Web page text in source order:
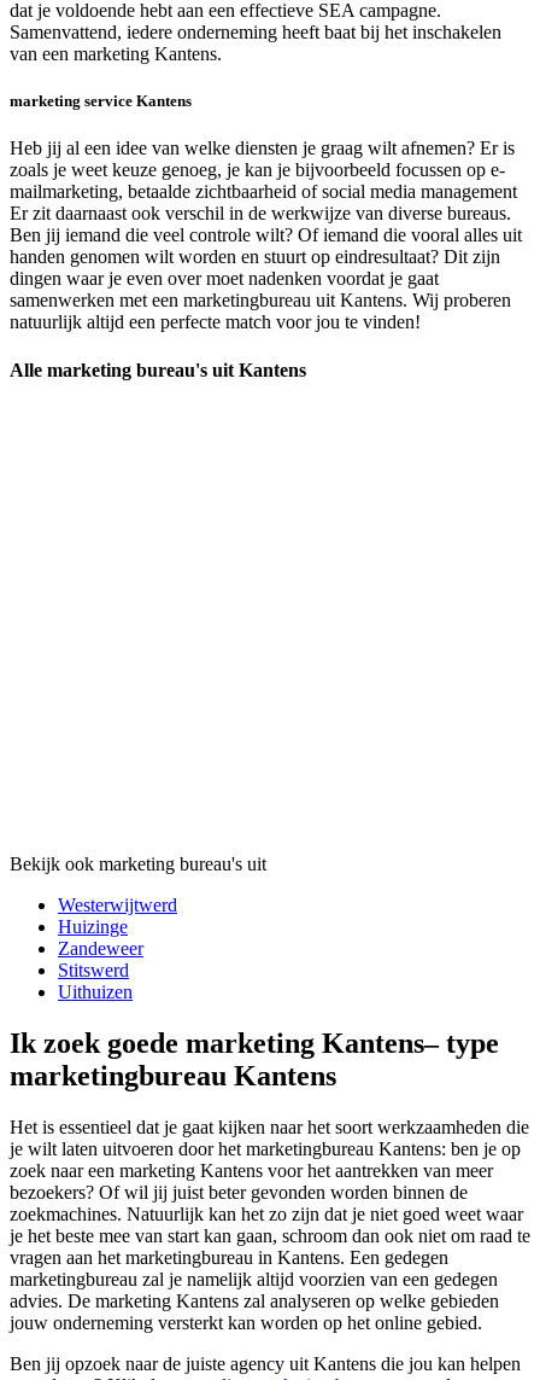
dat je voldoende hebt aan een effectieve SEA campagne.
Samenvattend, iedere onderneming heeft baat bij het inschakelen
van een marketing Kantens.
marketing service Kantens
Heb jij al een idee van welke diensten je graag wilt afnemen? Er is
zoals je weet keuze genoeg, je kan je bijvoorbeeld focussen op e-
mailmarketing, betaalde zichtbaarheid of social media management
Er zit daarnaast ook verschil in de werkwijze van diverse bureaus.
Ben jij iemand die veel controle wilt? Of iemand die vooral alles uit
handen genomen wilt worden en stuurt op eindresultaat? Dit zijn
dingen waar je even over moet nadenken voordat je gaat
samenwerken met een marketingbureau uit Kantens. Wij proberen
natuurlijk altijd een perfecte match voor jou te vinden!
Alle marketing bureau's uit Kantens
Bekijk ook marketing bureau's uit
Westerwijtwerd
Huizinge
Zandeweer
Stitswerd
Uithuizen
Ik zoek goede marketing Kantens– type
marketingbureau Kantens
Het is essentieel dat je gaat kijken naar het soort werkzaamheden die
je wilt laten uitvoeren door het marketingbureau Kantens: ben je op
zoek naar een marketing Kantens voor het aantrekken van meer
bezoekers? Of wil jij juist beter gevonden worden binnen de
zoekmachines. Natuurlijk kan het zo zijn dat je niet goed weet waar
je het beste mee van start kan gaan, schroom dan ook niet om raad te
vragen aan het marketingbureau in Kantens. Een gedegen
marketingbureau zal je namelijk altijd voorzien van een gedegen
advies. De marketing Kantens zal analyseren op welke gebieden
jouw onderneming versterkt kan worden op het online gebied.
Ben jij opzoek naar de juiste agency uit Kantens die jou kan helpen